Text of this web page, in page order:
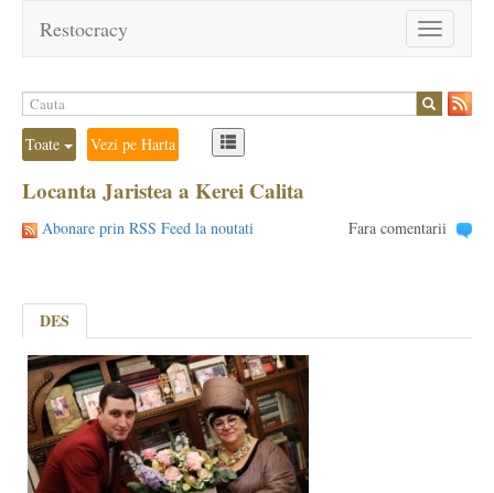
Toggle
navigation
Restocracy
Toate Vezi pe Harta
Locanta Jaristea a Kerei Calita
Abonare prin RSS Feed la noutati Fara comentarii
DES